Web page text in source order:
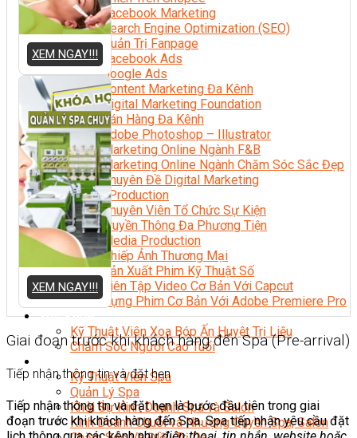
Facebook Marketing
Search Engine Optimization (SEO)
Quản Trị Fanpage
Facebook Ads
Google Ads
Content Marketing Đa Kênh
Digital Marketing Foundation
Bán Hàng Đa Kênh
Adobe Photoshop – Illustrator
Marketing Online Ngành F&B
Marketing Online Ngành Chăm Sóc Sắc Đẹp
Chuyên Đề Digital Marketing
Media Production
Chuyên Viên Tổ Chức Sự Kiện
Truyền Thông Đa Phương Tiện
Media Production
Nhiếp Ảnh Thương Mại
Sản Xuất Phim Kỹ Thuật Số
Biên Tập Video Cơ Bản Với Capcut
Dựng Phim Cơ Bản Với Adobe Premiere Pro
Sức Khỏe
Kỹ Thuật Viên Xoa Bóp Ấn Huyệt Trị Liệu
Chăm Sóc Người Cao Tuổi
Kỹ Thuật Viên Spa
Quản Lý Spa
Khởi Sự Kinh Doanh Spa và Salon
Kinh Doanh Chuỗi và Nhượng Quyền Spa, Salon
XEM NGAY!!!
XEM NGAY!!!
Giai đoạn trước khi khách hàng đến Spa (Pre-arrival)
Tiếp nhận thông tin và đặt hẹn
Tiếp nhận thông tin và đặt hẹn là bước đầu tiên trong giai
đoạn trước khi khách hàng đến Spa. Spa tiếp nhận yêu cầu đặt